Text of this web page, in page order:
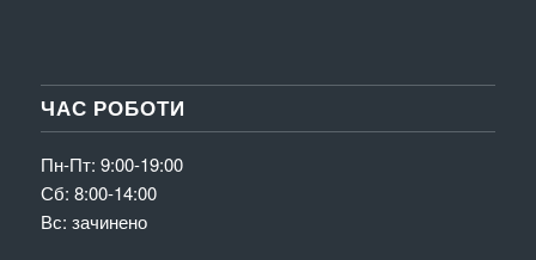
ЧАС РОБОТИ
Пн-Пт: 9:00-19:00
Сб: 8:00-14:00
Вс: зачинено